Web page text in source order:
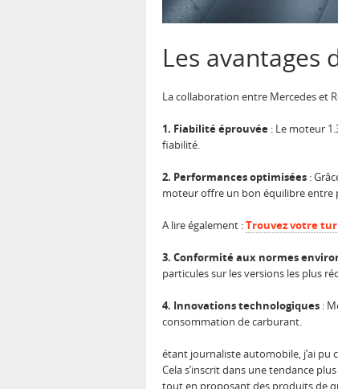
Les
La collaboration entre Mercedes et
1. Fiabilité éprouvée : Le moteur
fiabilité.
2. Performances optimisées :
moteur offre un bon équilibre entre
A lire également :Trouvez votre
3. Conformité aux normes
particules sur les versions les plus
4. Innovations technologiques :
consommation de carburant.
étant journaliste automobile, j’ai pu
Cela s’inscrit dans une tendance
tout en proposant des produits de